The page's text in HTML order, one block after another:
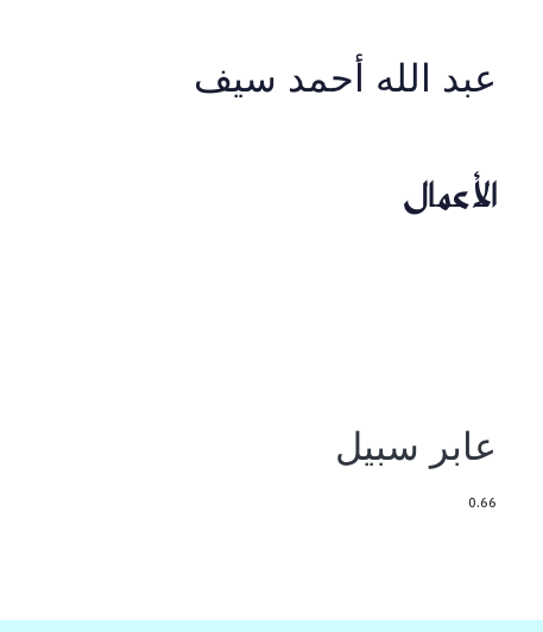
عبد الله أحمد سيف
الأعمال
عابر سبيل